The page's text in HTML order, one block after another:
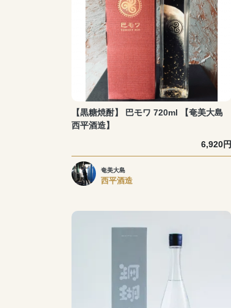
【黒糖焼酎】 巴モワ 720ml 【奄美大島
西平酒造】
6,920円
奄美大島
西平酒造